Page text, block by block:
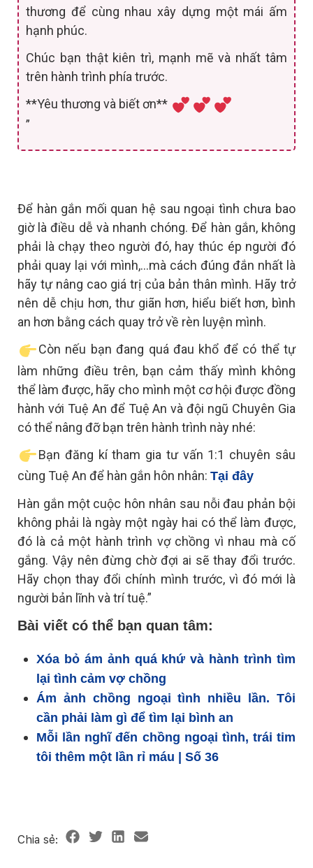
thương để cùng nhau xây dựng một mái ấm
hạnh phúc.
Chúc bạn thật kiên trì, mạnh mẽ và nhất tâm
trên hành trình phía trước.
**Yêu thương và biết ơn**
”
Để hàn gắn mối quan hệ sau ngoại tình chưa bao
giờ là điều dễ và nhanh chóng. Để hàn gắn, không
phải là chạy theo người đó, hay thúc ép người đó
phải quay lại với mình,…mà cách đúng đắn nhất là
hãy tự nâng cao giá trị của bản thân mình. Hãy trở
nên dễ chịu hơn, thư giãn hơn, hiểu biết hơn, bình
an hơn bằng cách quay trở về rèn luyện mình.
Còn nếu bạn đang quá đau khổ để có thể tự
làm những điều trên, bạn cảm thấy mình không
thể làm được, hãy cho mình một cơ hội được đồng
hành với Tuệ An để Tuệ An và đội ngũ Chuyên Gia
có thể nâng đỡ bạn trên hành trình này nhé:
Bạn đăng kí tham gia tư vấn 1:1 chuyên sâu
cùng Tuệ An để hàn gắn hôn nhân: Tại đây
Hàn gắn một cuộc hôn nhân sau nỗi đau phản bội
không phải là ngày một ngày hai có thể làm được,
đó là cả một hành trình vợ chồng vì nhau mà cố
gắng. Vậy nên đừng chờ đợi ai sẽ thay đổi trước.
Hãy chọn thay đổi chính mình trước, vì đó mới là
người bản lĩnh và trí tuệ.”
Bài viết có thể bạn quan tâm:
Xóa bỏ ám ảnh quá khứ và hành trình tìm
lại tình cảm vợ chồng
Ám ảnh chồng ngoại tình nhiều lần. Tôi
cần phải làm gì để tìm lại bình an
Mỗi lần nghĩ đến chồng ngoại tình, trái tim
tôi thêm một lần rỉ máu | Số 36